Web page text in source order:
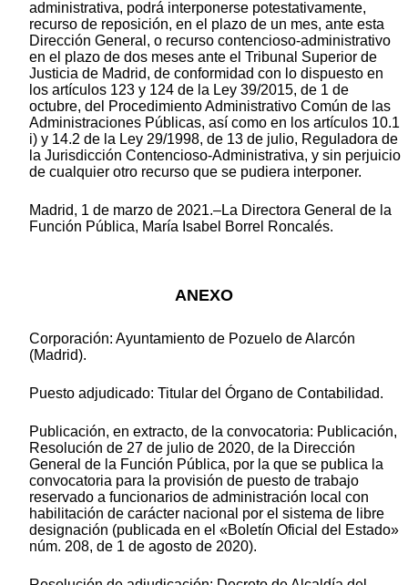
administrativa, podrá interponerse potestativamente,
recurso de reposición, en el plazo de un mes, ante esta
Dirección General, o recurso contencioso-administrativo
en el plazo de dos meses ante el Tribunal Superior de
Justicia de Madrid, de conformidad con lo dispuesto en
los artículos 123 y 124 de la Ley 39/2015, de 1 de
octubre, del Procedimiento Administrativo Común de las
Administraciones Públicas, así como en los artículos 10.1
i) y 14.2 de la Ley 29/1998, de 13 de julio, Reguladora de
la Jurisdicción Contencioso-Administrativa, y sin perjuicio
de cualquier otro recurso que se pudiera interponer.
Madrid, 1 de marzo de 2021.–La Directora General de la
Función Pública, María Isabel Borrel Roncalés.
ANEXO
Corporación: Ayuntamiento de Pozuelo de Alarcón
(Madrid).
Puesto adjudicado: Titular del Órgano de Contabilidad.
Publicación, en extracto, de la convocatoria: Publicación,
Resolución de 27 de julio de 2020, de la Dirección
General de la Función Pública, por la que se publica la
convocatoria para la provisión de puesto de trabajo
reservado a funcionarios de administración local con
habilitación de carácter nacional por el sistema de libre
designación (publicada en el «Boletín Oficial del Estado»
núm. 208, de 1 de agosto de 2020).